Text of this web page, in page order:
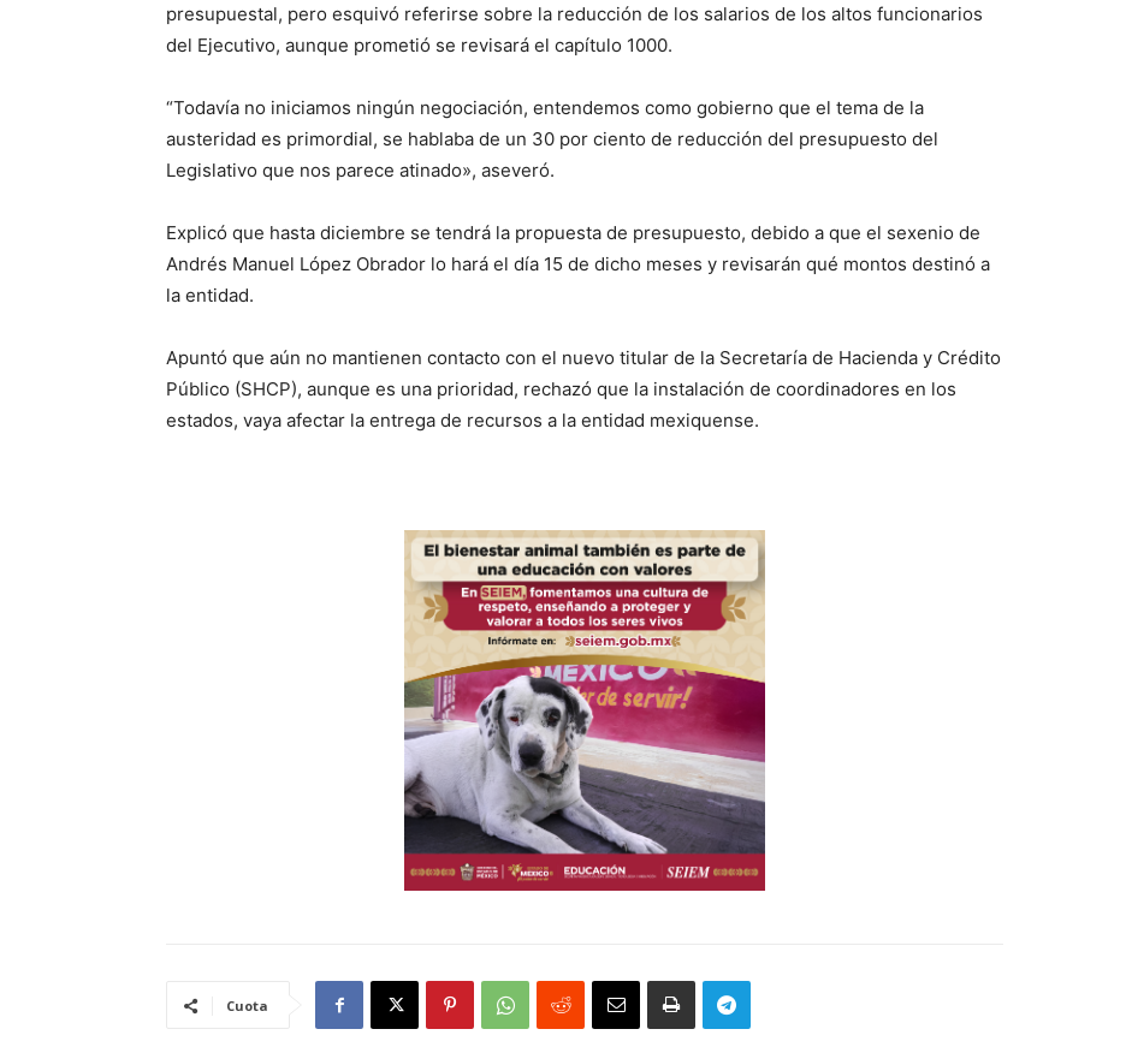
presupuestal, pero esquivó referirse sobre la reducción de los salarios de los altos funcionarios
del Ejecutivo, aunque prometió se revisará el capítulo 1000.
“Todavía no iniciamos ningún negociación, entendemos como gobierno que el tema de la
austeridad es primordial, se hablaba de un 30 por ciento de reducción del presupuesto del
Legislativo que nos parece atinado», aseveró.
Explicó que hasta diciembre se tendrá la propuesta de presupuesto, debido a que el sexenio de
Andrés Manuel López Obrador lo hará el día 15 de dicho meses y revisarán qué montos destinó a
la entidad.
Apuntó que aún no mantienen contacto con el nuevo titular de la Secretaría de Hacienda y Crédito
Público (SHCP), aunque es una prioridad, rechazó que la instalación de coordinadores en los
estados, vaya afectar la entrega de recursos a la entidad mexiquense.
Cuota